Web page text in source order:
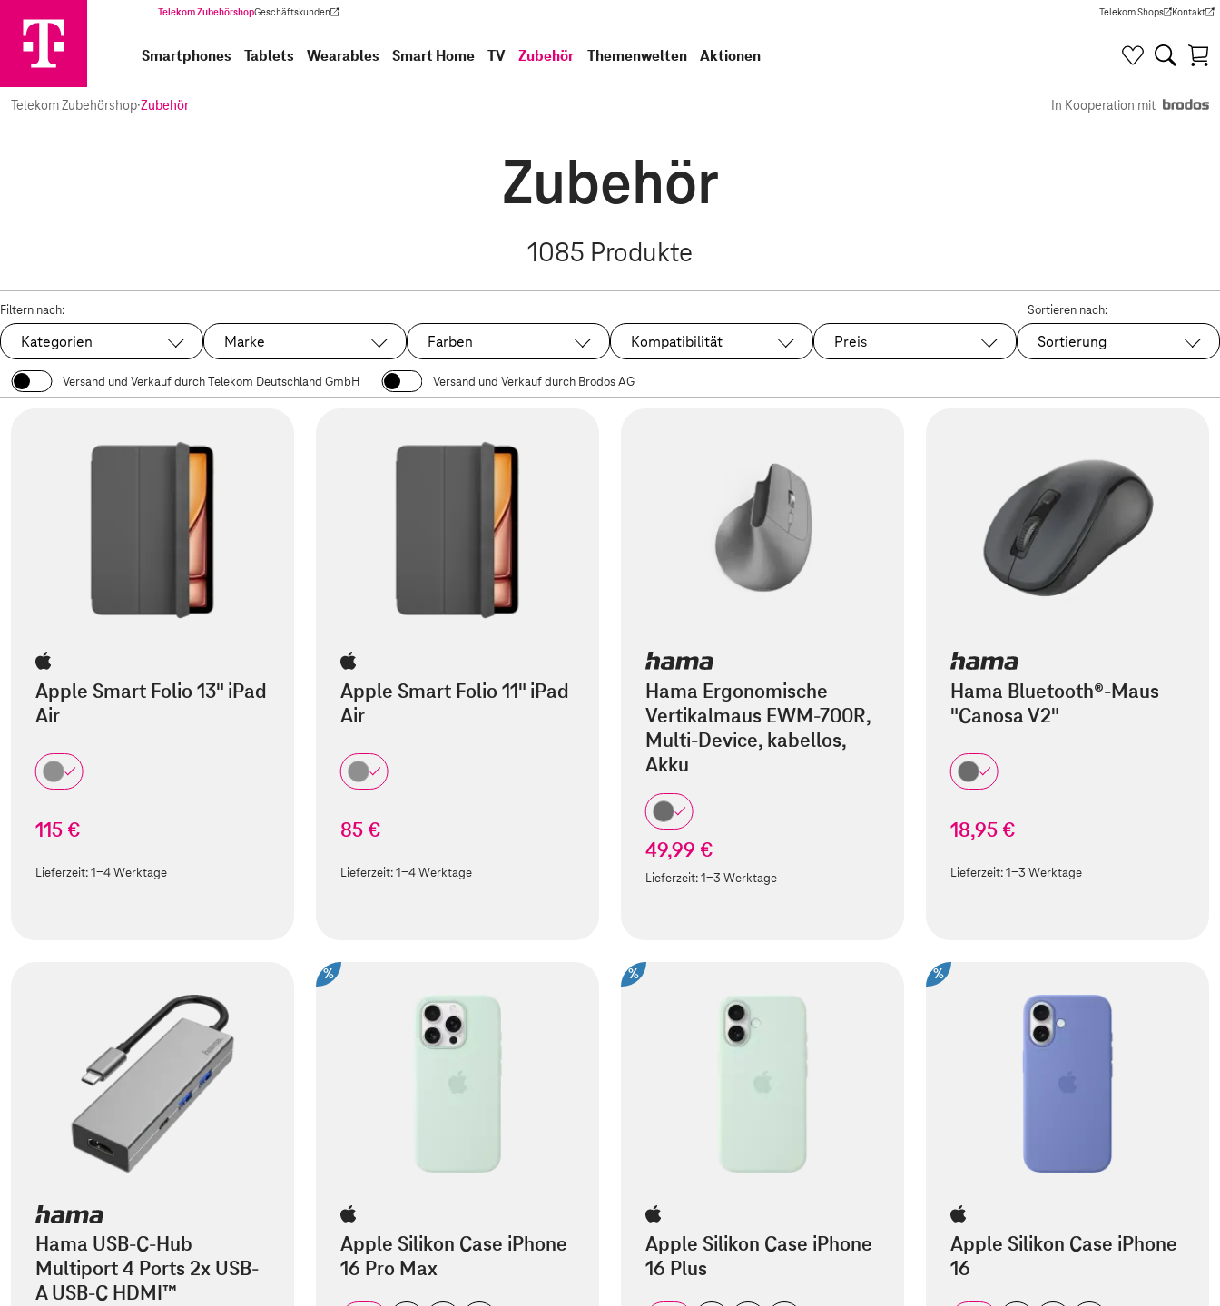
Telekom ZubehörshopGeschäftskunden
(Wird in einem neuen Tab geöffnet) Telekom Shops
(Wird in einem neuen Tab
Kontakt
(Wird in
Smartphones Tablets Wearables Smart Home TV Zubehör Themenwelten Aktionen
Telekom Zubehörshop·Zubehör In Kooperation mit
Zubehör
1085 Produkte
Filtern nach:
Kategorien Marke Farben Kompatibilität Preis
Sortieren nach:
Sortierung
Versand und Verkauf durch Telekom Deutschland GmbH Versand und Verkauf durch Brodos AG
Apple Smart Folio 13" iPad
Air
115 €
Lieferzeit:1-4 Werktage
Apple Smart Folio 11" iPad
Air
85 €
Lieferzeit:1-4 Werktage
Hama Ergonomische
Vertikalmaus EWM-700R,
Multi-Device, kabellos,
Akku
49,99 €
Lieferzeit:1-3 Werktage
Hama Bluetooth®-Maus
"Canosa V2"
18,95 €
Lieferzeit:1-3 Werktage
Hama USB-C-Hub
Multiport 4 Ports 2x USB-
A USB-C HDMI™
%
Apple Silikon Case iPhone
16 Pro Max
%
Apple Silikon Case iPhone
16 Plus
%
Apple Silikon Case iPhone
16